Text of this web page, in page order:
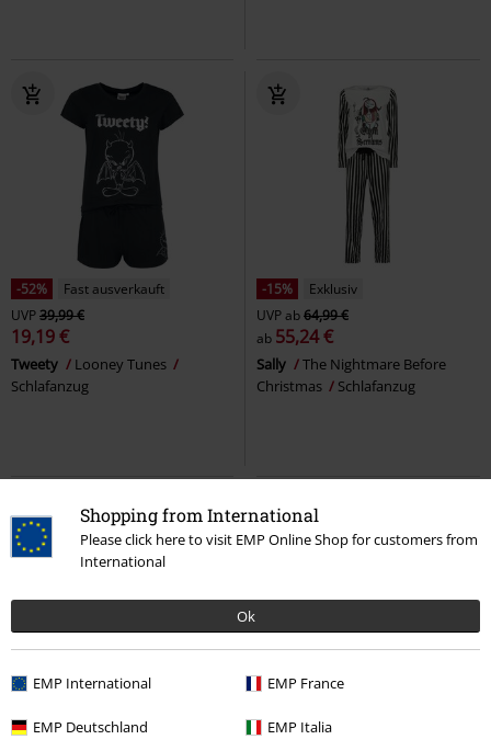
Shopping from International
Please click here to visit EMP Online Shop for customers from
International
Ok
EMP International EMP France
EMP Deutschland EMP Italia
-52%
Fast ausverkauft
UVP39,99 €
19,19 €
Tweety
Looney Tunes
Schlafanzug
-15%
Exklusiv
UVPab64,99 €
ab 55,24 €
Sally
The Nightmare Before
Christmas
Schlafanzug